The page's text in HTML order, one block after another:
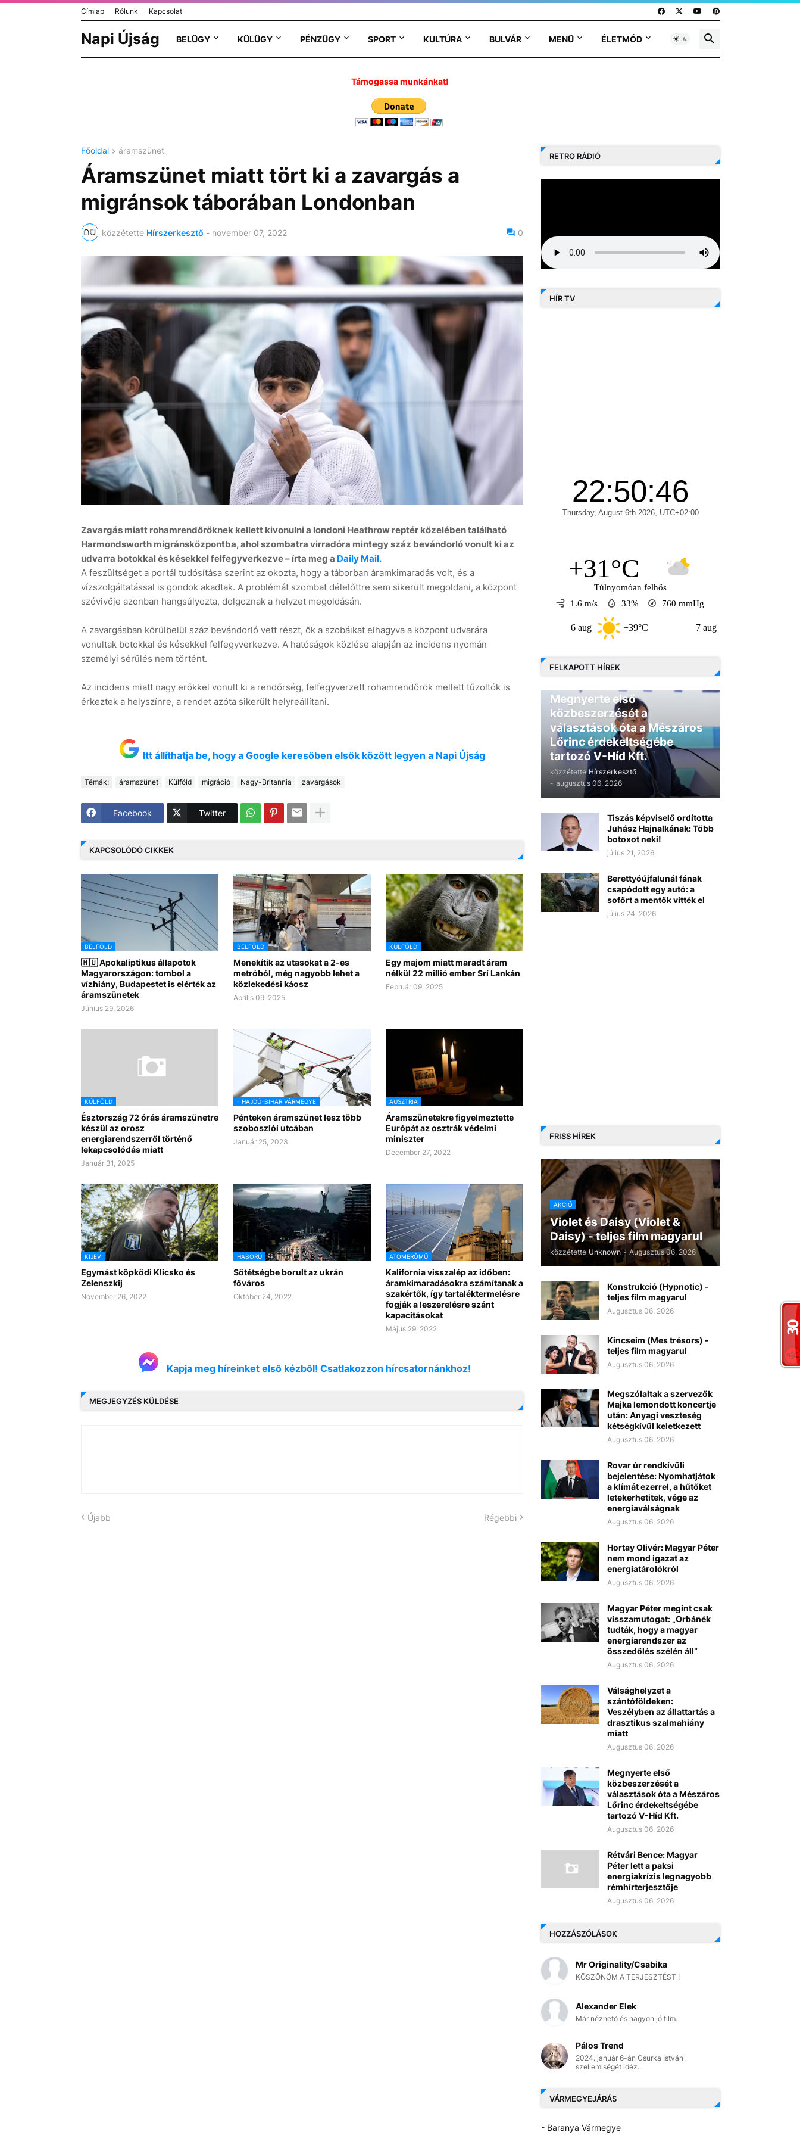
Címlap Rólunk Kapcsolat
Napi Újság BELÜGY KÜLÜGY PÉNZÜGY SPORT KULTÚRA BULVÁR MENÜ ÉLETMÓD
Támogassa munkánkat!
Főoldal áramszünet
Áramszünet miatt tört ki a zavargás a
migránsok táborában Londonban
közzétette Hírszerkesztő - november 07, 2022 0
Zavargás miatt rohamrendőröknek kellett kivonulni a londoni Heathrow reptér közelében található
Harmondsworth migránsközpontba, ahol szombatra virradóra mintegy száz bevándorló vonult ki az
udvarra botokkal és késekkel felfegyverkezve – írta meg a Daily Mail.
A feszültséget a portál tudósítása szerint az okozta, hogy a táborban áramkimaradás volt, és a
vízszolgáltatással is gondok akadtak. A problémát szombat délelőttre sem sikerült megoldani, a központ
szóvivője azonban hangsúlyozta, dolgoznak a helyzet megoldásán.
A zavargásban körülbelül száz bevándorló vett részt, ők a szobáikat elhagyva a központ udvarára
vonultak botokkal és késekkel felfegyverkezve. A hatóságok közlése alapján az incidens nyomán
személyi sérülés nem történt.
Az incidens miatt nagy erőkkel vonult ki a rendőrség, felfegyverzett rohamrendőrök mellett tűzoltók is
érkeztek a helyszínre, a rendet azóta sikerült helyreállítani.
Itt állíthatja be, hogy a Google keresőben elsők között legyen a Napi Újság
Témák: áramszünet Külföld migráció Nagy-Britannia zavargások
Facebook Twitter
KAPCSOLÓDÓ CIKKEK
BELFÖLD
🇭🇺 Apokaliptikus állapotok
Magyarországon: tombol a
vízhiány, Budapestet is elérték az
áramszünetek
Június 29, 2026
BELFÖLD
Menekítik az utasokat a 2-es
metróból, még nagyobb lehet a
közlekedési káosz
Április 09, 2025
KÜLFÖLD
Egy majom miatt maradt áram
nélkül 22 millió ember Srí Lankán
Február 09, 2025
KÜLFÖLD
Észtország 72 órás áramszünetre
készül az orosz
energiarendszerről történő
lekapcsolódás miatt
Január 31, 2025
- HAJDÚ-BIHAR VÁRMEGYE
Pénteken áramszünet lesz több
szoboszlói utcában
Január 25, 2023
AUSZTRIA
Áramszünetekre figyelmeztette
Európát az osztrák védelmi
miniszter
December 27, 2022
KIJEV
Egymást köpködi Klicsko és
Zelenszkij
November 26, 2022
HÁBORÚ
Sötétségbe borult az ukrán
főváros
Október 24, 2022
ATOMERŐMŰ
Kalifornia visszalép az időben:
áramkimaradásokra számítanak a
szakértők, így tartaléktermelésre
fogják a leszerelésre szánt
kapacitásokat
Május 29, 2022
Kapja meg híreinket első kézből! Csatlakozzon hírcsatornánkhoz!
MEGJEGYZÉS KÜLDÉSE
Újabb Régebbi
RETRO RÁDIÓ
HÍR TV
+31°C
Túlnyomóan felhős
1.6 m/s
33% 760 mmHg
+39°C +33°C
FELKAPOTT HÍREK
Megnyerte első
közbeszerzését a
választások óta a Mészáros
Lőrinc érdekeltségébe
tartozó V-Híd Kft.
közzétette Hírszerkesztő
- augusztus 06, 2026
Tiszás képviselő ordította
Juhász Hajnalkának: Több
botoxot neki!
július 21, 2026
Berettyóújfalunál fának
csapódott egy autó: a
sofőrt a mentők vitték el
július 24, 2026
FRISS HÍREK
AKCIÓ
Violet és Daisy (Violet &
Daisy) - teljes film magyarul
közzétette Unknown - Augusztus 06, 2026
Konstrukció (Hypnotic) -
teljes film magyarul
Augusztus 06, 2026
Kincseim (Mes trésors) -
teljes film magyarul
Augusztus 06, 2026
Megszólaltak a szervezők
Majka lemondott koncertje
után: Anyagi veszteség
kétségkívül keletkezett
Augusztus 06, 2026
Rovar úr rendkívüli
bejelentése: Nyomhatjátok
a klímát ezerrel, a hűtőket
letekerhetitek, vége az
energiaválságnak
Augusztus 06, 2026
Hortay Olivér: Magyar Péter
nem mond igazat az
energiatárolókról
Augusztus 06, 2026
Magyar Péter megint csak
visszamutogat: „Orbánék
tudták, hogy a magyar
energiarendszer az
összedőlés szélén áll”
Augusztus 06, 2026
Válsághelyzet a
szántóföldeken:
Veszélyben az állattartás a
drasztikus szalmahiány
miatt
Augusztus 06, 2026
Megnyerte első
közbeszerzését a
választások óta a Mészáros
Lőrinc érdekeltségébe
tartozó V-Híd Kft.
Augusztus 06, 2026
Rétvári Bence: Magyar
Péter lett a paksi
energiakrízis legnagyobb
rémhírterjesztője
Augusztus 06, 2026
HOZZÁSZÓLÁSOK
Mr Originality/Csabika
KÖSZÖNÖM A TERJESZTÉST !
Alexander Elek
Már nézhető és nagyon jó film.
Pálos Trend
2024. január 6-án Csurka István
szellemiségét idéz...
VÁRMEGYEJÁRÁS
- Baranya Vármegye